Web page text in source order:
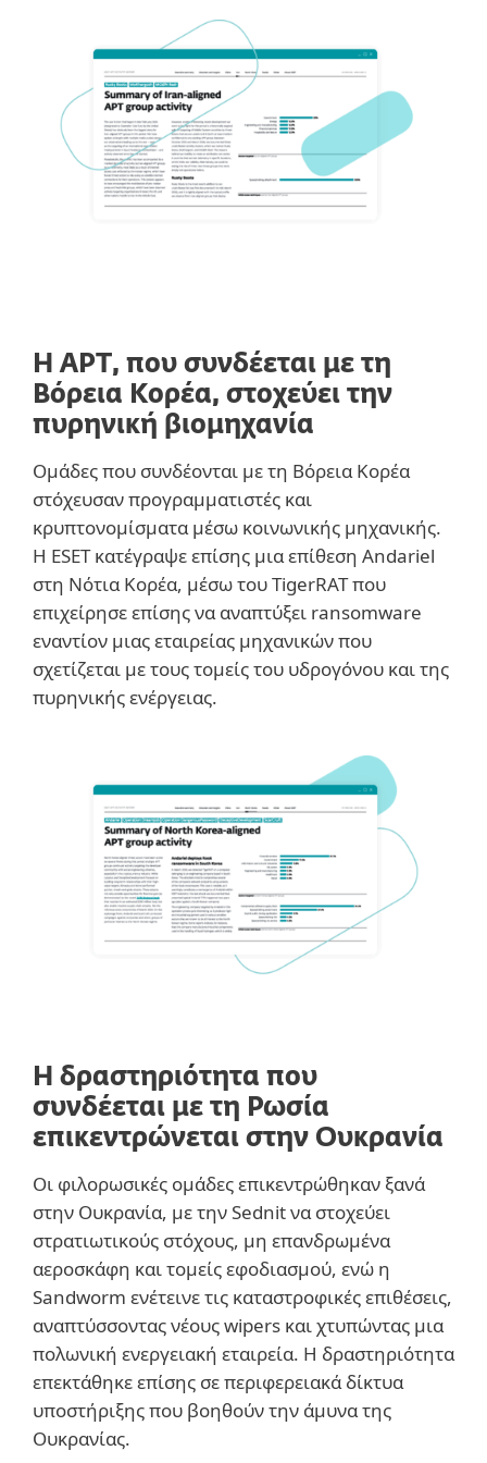
Η APT, που συνδέεται με τη
Βόρεια Κορέα, στοχεύει την
πυρηνική βιομηχανία
Ομάδες που συνδέονται με τη Βόρεια Κορέα
στόχευσαν προγραμματιστές και
κρυπτονομίσματα μέσω κοινωνικής μηχανικής.
Η ESET κατέγραψε επίσης μια επίθεση Andariel
στη Νότια Κορέα, μέσω του TigerRAT που
επιχείρησε επίσης να αναπτύξει ransomware
εναντίον μιας εταιρείας μηχανικών που
σχετίζεται με τους τομείς του υδρογόνου και της
πυρηνικής ενέργειας.
Η δραστηριότητα που
συνδέεται με τη Ρωσία
επικεντρώνεται στην Ουκρανία
Οι φιλορωσικές ομάδες επικεντρώθηκαν ξανά
στην Ουκρανία, με την Sednit να στοχεύει
στρατιωτικούς στόχους, μη επανδρωμένα
αεροσκάφη και τομείς εφοδιασμού, ενώ η
Sandworm ενέτεινε τις καταστροφικές επιθέσεις,
αναπτύσσοντας νέους wipers και χτυπώντας μια
πολωνική ενεργειακή εταιρεία. Η δραστηριότητα
επεκτάθηκε επίσης σε περιφερειακά δίκτυα
υποστήριξης που βοηθούν την άμυνα της
Ουκρανίας.